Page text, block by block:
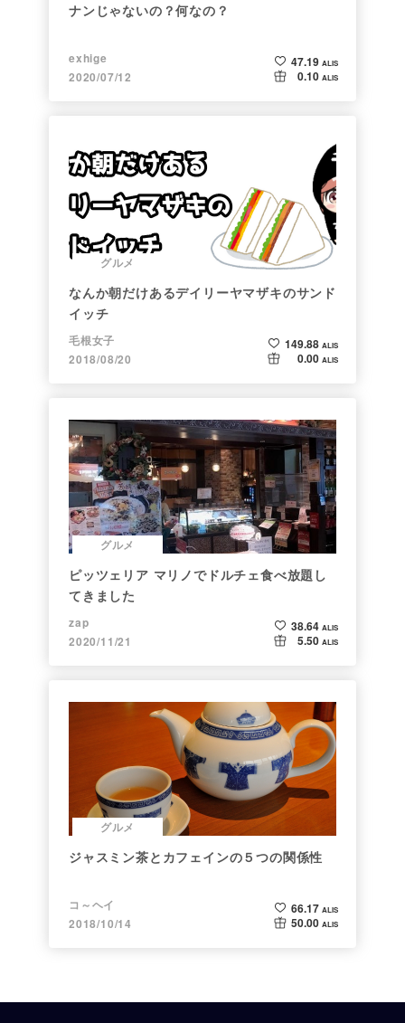
ナンじゃないの？何なの？
exhige
2020/07/12
47.19 ALIS
0.10 ALIS
グルメ
なんか朝だけあるデイリーヤマザキのサンド
イッチ
毛根女子
2018/08/20
149.88 ALIS
0.00 ALIS
グルメ
ピッツェリア マリノでドルチェ食べ放題し
てきました
zap
2020/11/21
38.64 ALIS
5.50 ALIS
グルメ
ジャスミン茶とカフェインの５つの関係性
コ～ヘイ
2018/10/14
66.17 ALIS
50.00 ALIS